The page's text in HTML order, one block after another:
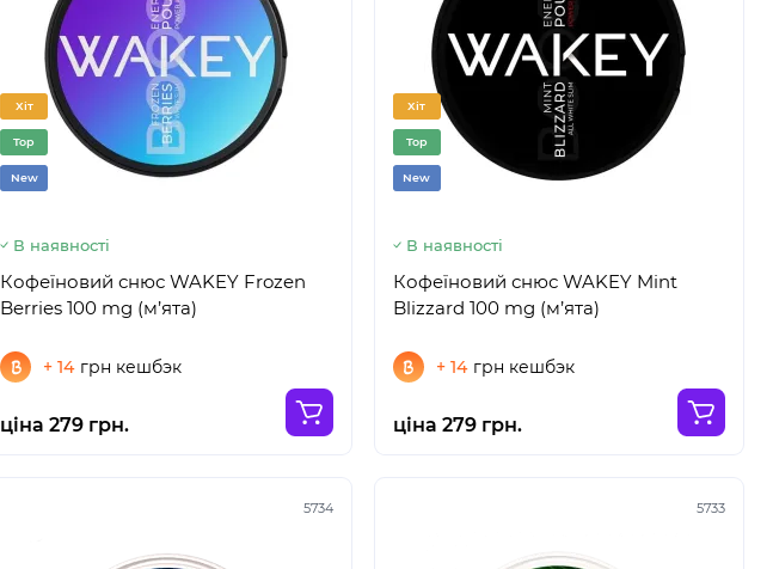
Хіт
Top
New
В наявності
Кофеїновий снюс WAKEY Frozen
Berries 100 mg (м’ята)
+ 14 грн кешбэк
ціна 279 грн.
Хіт
Top
New
В наявності
Кофеїновий снюс WAKEY Mint
Blizzard 100 mg (м’ята)
+ 14 грн кешбэк
ціна 279 грн.
5734 5733